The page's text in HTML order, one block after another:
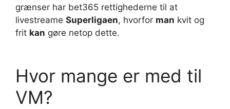
grænser har bet365 rettighederne til at
livestreame Superligaen, hvorfor man kvit og
frit kan gøre netop dette.
Hvor mange er med til
VM?